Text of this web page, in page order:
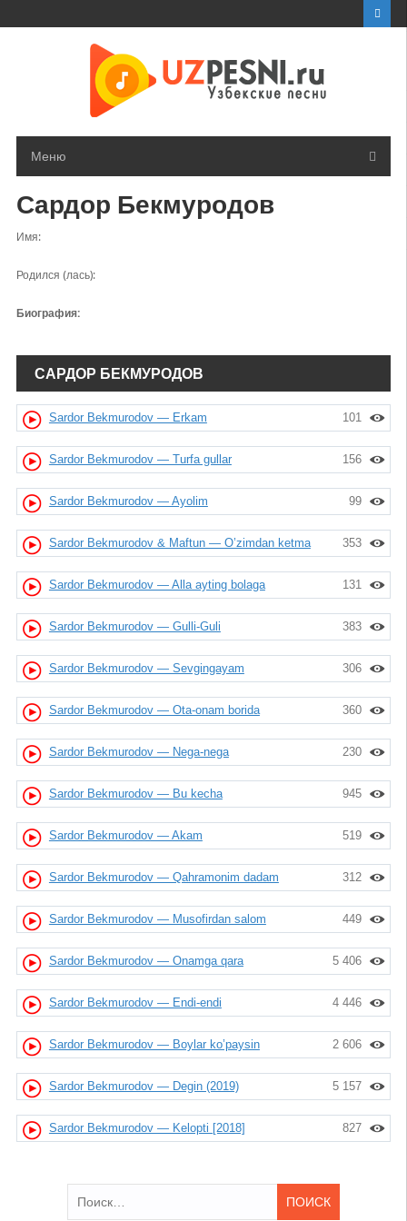
Меню
Сардор Бекмуродов
Имя:
Родился (лась):
Биография:
САРДОР БЕКМУРОДОВ
101
Sardor Bekmurodov — Erkam
156
Sardor Bekmurodov — Turfa gullar
99
Sardor Bekmurodov — Ayolim
353
Sardor Bekmurodov & Maftun — O’zimdan ketma
131
Sardor Bekmurodov — Alla ayting bolaga
383
Sardor Bekmurodov — Gulli-Guli
306
Sardor Bekmurodov — Sevgingayam
360
Sardor Bekmurodov — Ota-onam borida
230
Sardor Bekmurodov — Nega-nega
945
Sardor Bekmurodov — Bu kecha
519
Sardor Bekmurodov — Akam
312
Sardor Bekmurodov — Qahramonim dadam
449
Sardor Bekmurodov — Musofirdan salom
5 406
Sardor Bekmurodov — Onamga qara
4 446
Sardor Bekmurodov — Endi-endi
2 606
Sardor Bekmurodov — Boylar ko’paysin
5 157
Sardor Bekmurodov — Degin (2019)
827
Sardor Bekmurodov — Kelopti [2018]